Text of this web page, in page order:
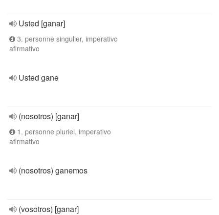
Usted [ganar]
3. personne singulier, imperativo
afirmativo
Usted gane
(nosotros) [ganar]
1. personne pluriel, imperativo
afirmativo
(nosotros) ganemos
(vosotros) [ganar]